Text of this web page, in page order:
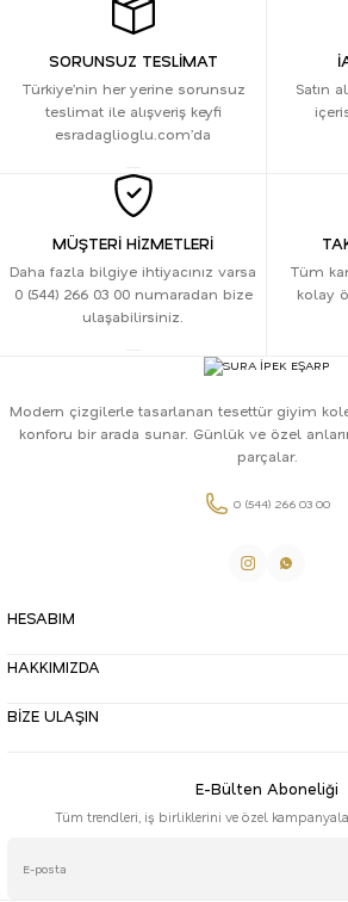
SORUNSUZ TESLİMAT
Türkiye’nin her yerine sorunsuz
teslimat ile alışveriş keyfi
esradaglioglu.com’da
Satın
MÜŞTERİ HİZMETLERİ
Daha fazla bilgiye ihtiyacınız varsa
0 (544) 266 03 00 numaradan bize
ulaşabilirsiniz.
Tüm
kolay
Modern çizgilerle tasarlanan tesettür giyim
konforu bir arada sunar. Günlük ve özel
parçalar.
0 (544) 266 03 00
HESABIM
HAKKIMIZDA
BİZE ULAŞIN
E-Bülten Aboneliği
Tüm trendleri, iş birliklerini ve özel